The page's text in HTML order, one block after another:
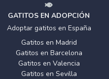
GATITOS EN ADOPCIÓN
Adoptar gatitos en España
Gatitos en Madrid
Gatitos en Barcelona
Gatitos en Valencia
Gatitos en Sevilla